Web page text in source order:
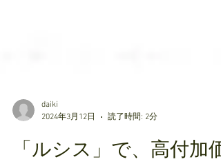
2024年3月12日
読了時間: 2分